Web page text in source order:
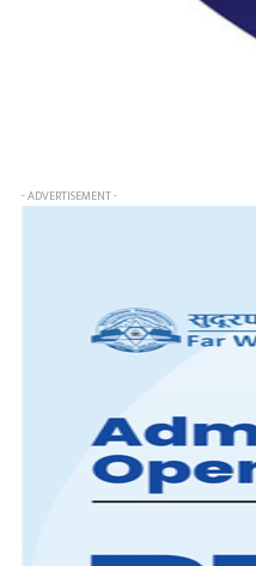
- ADVERTISEMENT -